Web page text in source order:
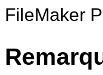
FileMaker